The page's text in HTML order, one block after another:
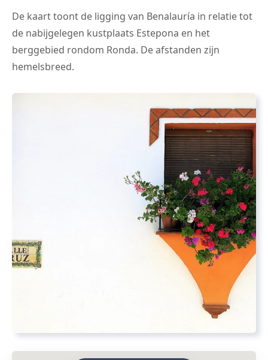
De kaart toont de ligging van Benalauría in relatie tot
de nabijgelegen kustplaats Estepona en het
berggebied rondom Ronda. De afstanden zijn
hemelsbreed.